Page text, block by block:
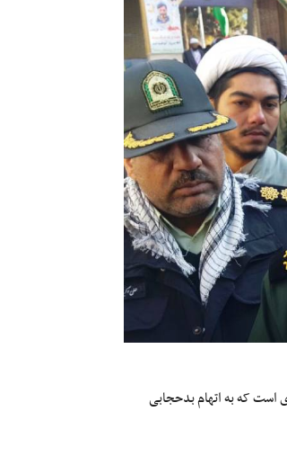
آمده «گشت ارشاد» مسئول قتل «مهسا امینی» دختر ۲۲ ساله‌ای است که به اتهام بدحجابی